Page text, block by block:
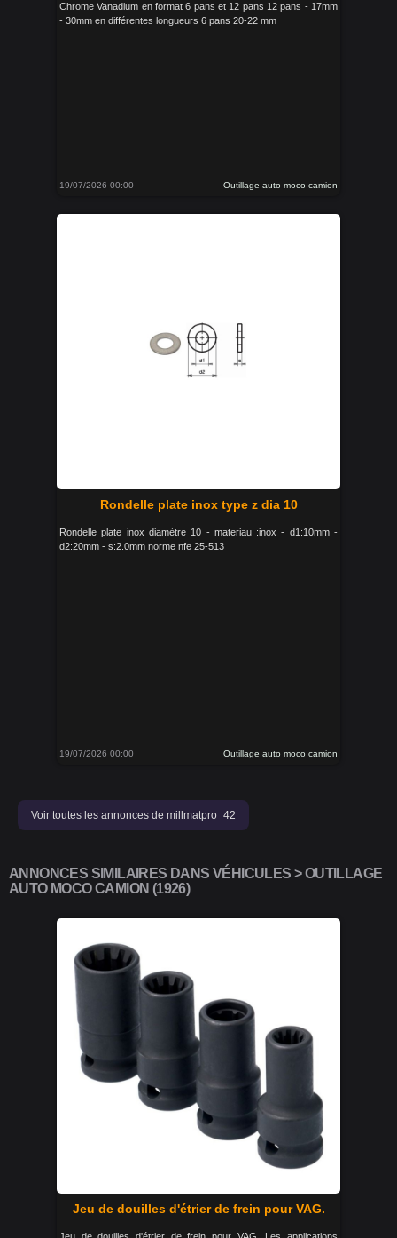
Chrome Vanadium en format 6 pans et 12 pans 12 pans - 17mm
- 30mm en différentes longueurs 6 pans 20-22 mm
19/07/2026 00:00 Outillage auto moco camion
Rondelle plate inox type z dia 10
Rondelle plate inox diamètre 10 - materiau :inox - d1:10mm -
d2:20mm - s:2.0mm norme nfe 25-513
19/07/2026 00:00 Outillage auto moco camion
Voir toutes les annonces de millmatpro_42
ANNONCES SIMILAIRES DANS VÉHICULES > OUTILLAGE
AUTO MOCO CAMION (1926)
Jeu de douilles d'étrier de frein pour VAG.